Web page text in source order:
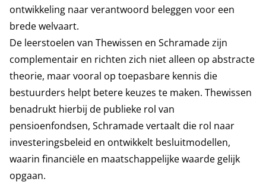
ontwikkeling naar verantwoord beleggen voor een
brede welvaart.
De leerstoelen van Thewissen en Schramade zijn
complementair en richten zich niet alleen op abstracte
theorie, maar vooral op toepasbare kennis die
bestuurders helpt betere keuzes te maken. Thewissen
benadrukt hierbij de publieke rol van
pensioenfondsen, Schramade vertaalt die rol naar
investeringsbeleid en ontwikkelt besluitmodellen,
waarin financiële en maatschappelijke waarde gelijk
opgaan.